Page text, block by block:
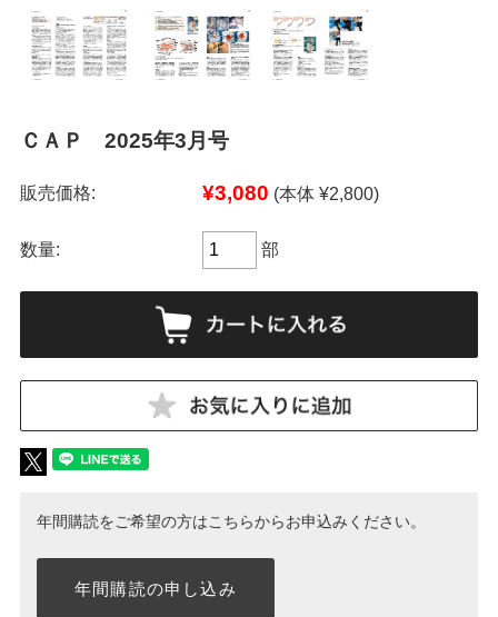
ＣＡＰ 2025年3月号
販売価格: ¥3,080 (本体 ¥2,800)
数量: 部
年間購読をご希望の方はこちらからお申込みください。
年間購読の申し込み